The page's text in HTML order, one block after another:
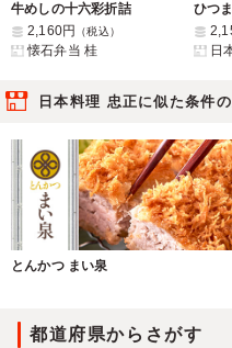
牛めしの十六彩折詰
2,160円
（税込）
懐石弁当 桂
ひつ
日
日本料理 忠正に似た条件
とんかつ まい泉
都道府県からさがす